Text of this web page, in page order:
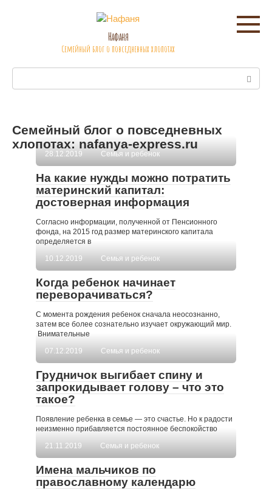
Нафаня
Семейный блог о повседневных хлопотах
Семейный блог о повседневных
хлопотах: nafanya-express.ru
28.12.2019 Семья и ребенок
На какие нужды можно потратить
материнский капитал:
достоверная информация
Согласно информации, полученной от Пенсионного
фонда, на 2015 год размер материнского капитала
определяется в
10.12.2019
Семья и ребенок
Когда ребенок начинает
переворачиваться?
С момента рождения ребенок сначала неосознанно,
затем все более сознательно изучает окружающий мир.
Внимательные
07.12.2019
Семья и ребенок
Грудничок выгибает спину и
запрокидывает голову – что это
такое?
Появление ребенка в семье — это счастье. Но к радости
неизменно прибавляется постоянное беспокойство
21.11.2019
Семья и ребенок
Имена мальчиков по
православному календарю